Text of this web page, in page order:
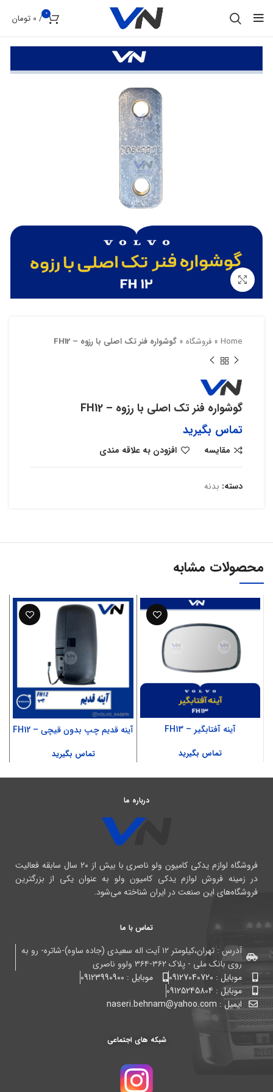
0
/
0 تومان
Home
» فروشگاه » گوشواره فنر تک اصلی با رزوه – FH12
گوشواره فنر تک اصلی با رزوه – FH12
تماس بگیرید
مقایسه افزودن به علاقه مندی
دسته: بدنه
محصولات مشابه
آینه آفتابگیر – FH13
تماس بگیرید
آینه قدیم چپ بدون قیچی – FH12
تماس بگیرید
درباره ما
فروشگاه لوازم یدکی کامیون ولو ناصری با بیش از ۲۰ سال سابقه فعالیت
در زمینه فروش لوازم یدکی کامیون ولو به عنوان یکی از بزرگترین
فروشگاه‌های این صنعت در ایران شناخته می‌شود.
تماس با ما
آدرس : تهران،کیلومتر ۱۲ آیت اله سعیدی (جاده ساوه)-شاتره- رو به
روی بانک ملی - پلاک ۳۶۲-۳۶۴ ولوو ناصری
موبایل : 09127040720
موبایل : 09123990900
موبایل : 09125245804
ایمیل : naseri.behnam@yahoo.com
شبکه های اجتماعی